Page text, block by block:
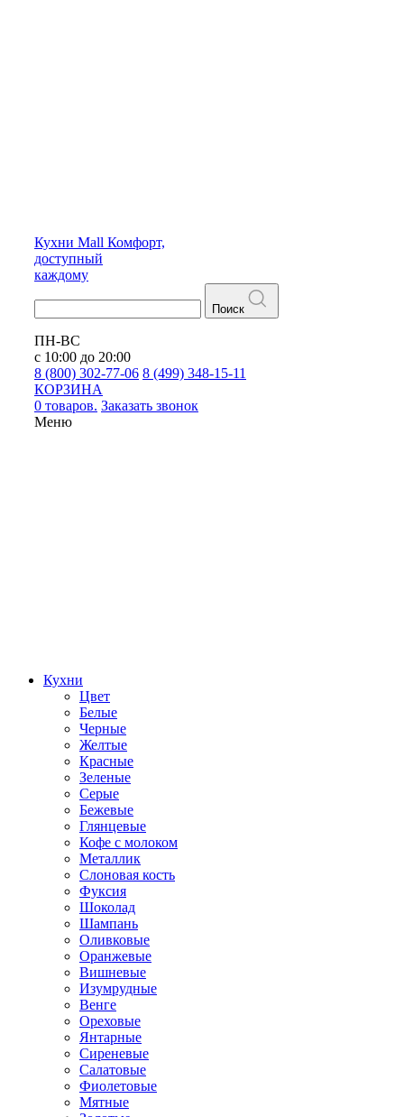
Кухни Mall Комфорт,
доступный
каждому
Поиск
ПН-ВС
с 10:00 до 20:00
8 (800) 302-77-06 8 (499) 348-15-11
КОРЗИНА
0 товаров. Заказать звонок
Меню
Кухни
Цвет
Белые
Черные
Желтые
Красные
Зеленые
Серые
Бежевые
Глянцевые
Кофе с молоком
Металлик
Слоновая кость
Фуксия
Шоколад
Шампань
Оливковые
Оранжевые
Вишневые
Изумрудные
Венге
Ореховые
Янтарные
Сиреневые
Салатовые
Фиолетовые
Мятные